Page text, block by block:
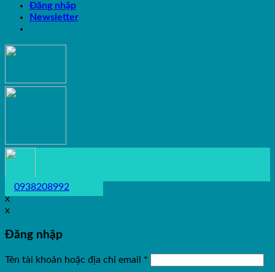
Đăng nhập
Newsletter
0938208992
x
x
Đăng nhập
Tên tài khoản hoặc địa chỉ email *